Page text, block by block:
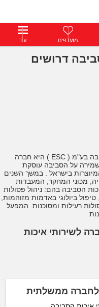
פרימיוםמועדפים עוד
דרושים
www.escil.co.il החברה לשרותי איכות הסביבה בע"מ ( ESC ) היא חברה
מטרותיה לשמירה על הסביבה עוסקת
בישראל . במשך השנים
מכוני המחקר, המעבדות
הסביבה בהם: ניהול פסולות
ביולוגי באדמות מזוהמות,
רעילות ומסוכנות. המפעל
לשירותי איכות
לחברה ממשלתית